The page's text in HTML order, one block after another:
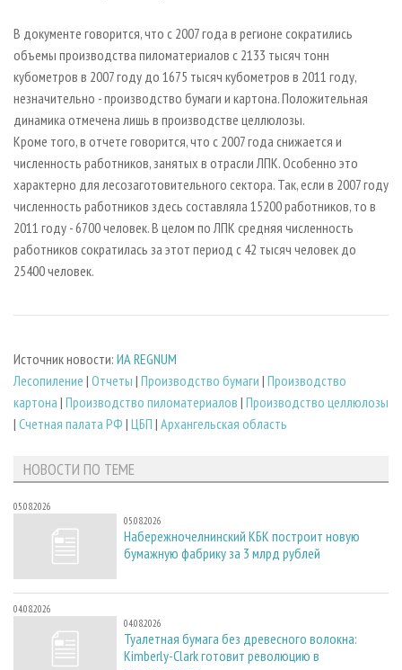
ИНСТРУМЕНТ И МАТЕРИАЛЫ
БИБЛИОТЕКА СПЕЦИАЛИСТА
В документе говорится, что с 2007 года в регионе сократились
объемы производства пиломатериалов с 2133 тысяч тонн
кубометров в 2007 году до 1675 тысяч кубометров в 2011 году,
незначительно - производство бумаги и картона. Положительная
динамика отмечена лишь в производстве целлюлозы.
Кроме того, в отчете говорится, что с 2007 года снижается и
численность работников, занятых в отрасли ЛПК. Особенно это
характерно для лесозаготовительного сектора. Так, если в 2007 году
численность работников здесь составляла 15200 работников, то в
2011 году - 6700 человек. В целом по ЛПК средняя численность
работников сократилась за этот период с 42 тысяч человек до
25400 человек.
Источник новости: ИА REGNUM
Лесопиление | Отчеты | Производство бумаги | Производство
картона | Производство пиломатериалов | Производство целлюлозы
| Счетная палата РФ | ЦБП | Архангельская область
НОВОСТИ ПО ТЕМЕ
05.08.2026
05.08.2026
Набережночелнинский КБК построит новую
бумажную фабрику за 3 млрд рублей
04.08.2026
04.08.2026
Туалетная бумага без древесного волокна:
Kimberly-Clark готовит революцию в